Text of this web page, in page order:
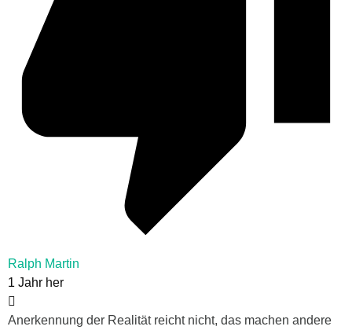
Ralph Martin
1 Jahr her
Anerkennung der Realität reicht nicht, das machen andere